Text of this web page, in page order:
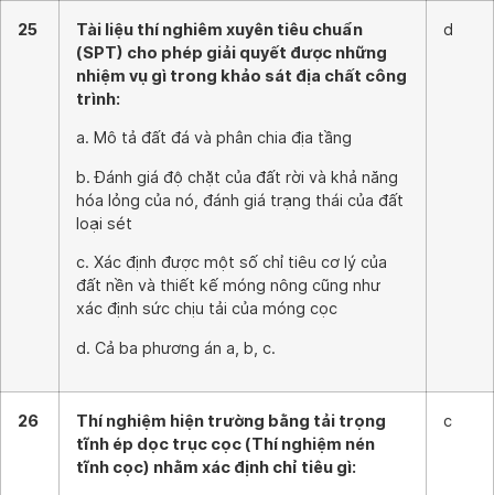
25
Tài liệu thí nghiêm xuyên tiêu chuẩn
(SPT) cho phép giải quyết được những
nhiệm vụ gì trong khảo sát địa chất công
trình:
a. Mô tả đất đá và phân chia địa tầng
b. Đánh giá độ chặt của đất rời và khả năng
hóa lỏng của nó, đánh giá trạng thái của đất
loại sét
c. Xác định được một số chỉ tiêu cơ lý của
đất nền và thiết kế móng nông cũng như
xác định sức chịu tải của móng cọc
d. Cả ba phương án a, b, c.
d
26
Thí nghiệm hiện trường bằng tải trọng
tĩnh ép dọc trục cọc (Thí nghiệm nén
tĩnh cọc) nhằm xác định chỉ tiêu gì:
c